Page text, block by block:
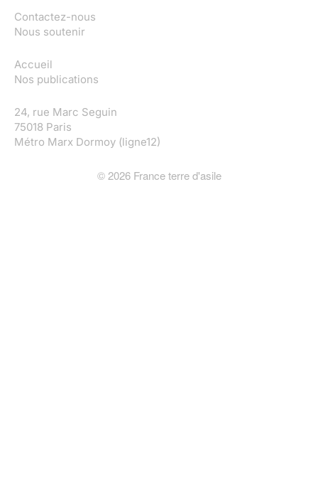
Contactez-nous
Nous soutenir
Accueil
Nos publications
24, rue Marc Seguin
75018 Paris
Métro Marx Dormoy (ligne12)
© 2026France terre d'asile